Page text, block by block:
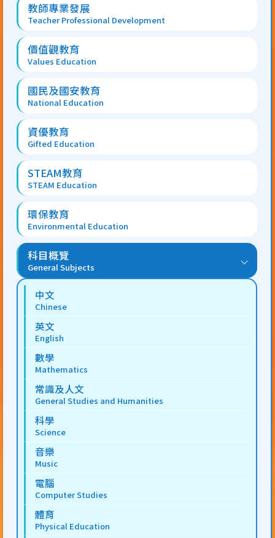
教師專業發展
Teacher Professional Development
價值觀教育
Values Education
國民及國安教育
National Education
資優教育
Gifted Education
STEAM教育
STEAM Education
環保教育
Environmental Education
科目概覽
General Subjects
中文
Chinese
英文
English
數學
Mathematics
常識及人文
General Studies and Humanities
科學
Science
音樂
Music
電腦
Computer Studies
體育
Physical Education